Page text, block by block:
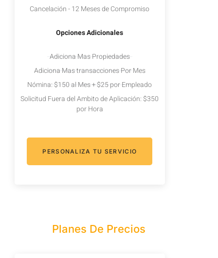
Cancelación - 12 Meses de Compromiso
Opciones Adicionales
Adiciona Mas Propiedades
Adiciona Mas transacciones Por Mes
Nómina: $150 al Mes + $25 por Empleado
Solicitud Fuera del Ambito de Aplicación: $350
por Hora
PERSONALIZA TU SERVICIO
Planes De Precios